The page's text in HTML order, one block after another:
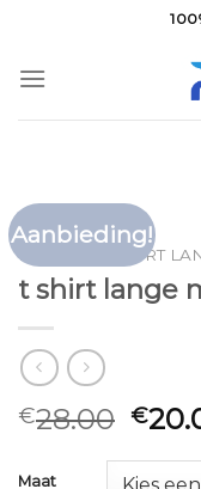
inhoud
Aanbieding!
HOME T SHIRT
t shirt lange
€28.00 €
Maat